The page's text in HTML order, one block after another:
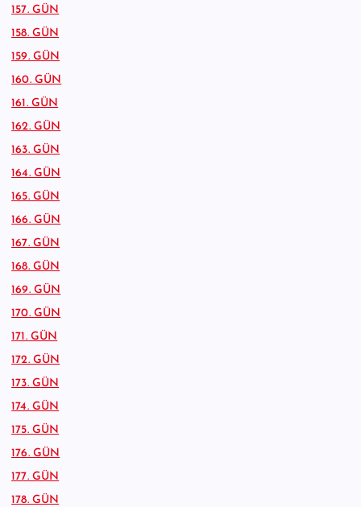
157. GÜN
158. GÜN
159. GÜN
160. GÜN
161. GÜN
162. GÜN
163. GÜN
164. GÜN
165. GÜN
166. GÜN
167. GÜN
168. GÜN
169. GÜN
170. GÜN
171. GÜN
172. GÜN
173. GÜN
174. GÜN
175. GÜN
176. GÜN
177. GÜN
178. GÜN